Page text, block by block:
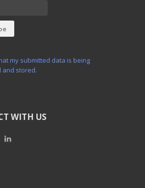
my submitted data is being
and stored.
WITH US